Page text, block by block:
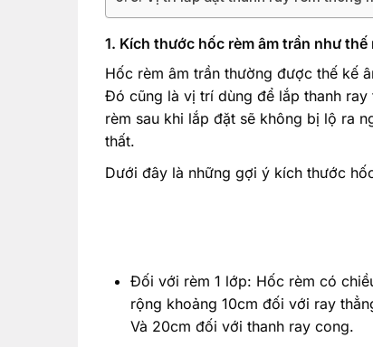
1. Kích thước hốc rèm âm trần như thế
Hốc rèm âm trần thường được thế kế
Đó cũng là vị trí dùng để lắp thanh
rèm sau khi lắp đặt sẽ không bị lộ ra
thất.
Dưới đây là những gợi ý kích thước
Đối với rèm 1 lớp: Hốc rèm có
rộng khoảng 10cm đối với ray
Và 20cm đối với thanh ray cong.